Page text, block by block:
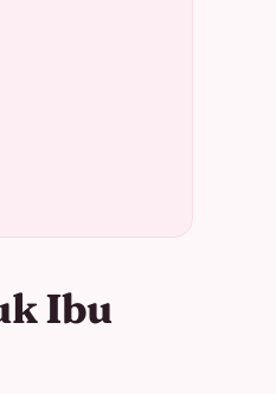
Ibu